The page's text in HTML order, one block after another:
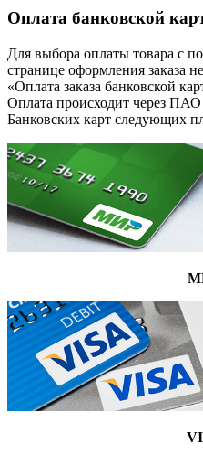
Оплата банковской
Для выбора оплаты товара с
странице оформления заказа
«Оплата заказа банковской
Оплата происходит через
Банковских карт следующих